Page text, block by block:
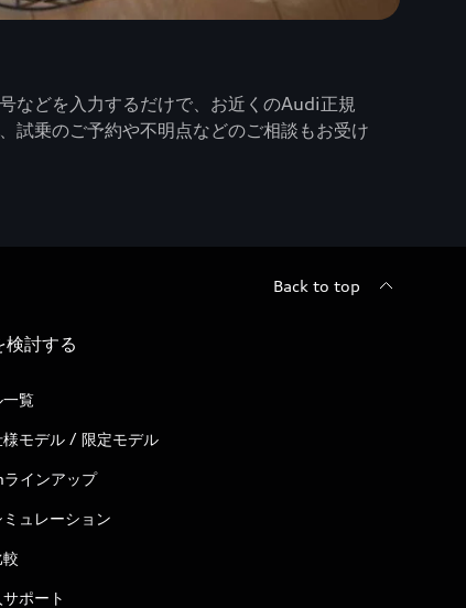
などを入力するだけで、お近くのAudi正規
試乗のご予約や不明点などのご相談もお受け
Back to top
検討する
一覧
様モデル / 限定モデル
インアップ
ュレーション
ポート